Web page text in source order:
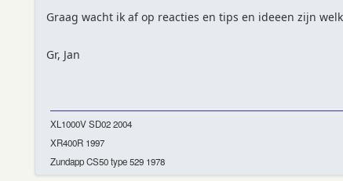
Graag wacht ik af op reacties en tips en ideeen zijn
Gr, Jan
XL1000V SD02 2004
XR400R 1997
Zundapp CS50 type 529 1978